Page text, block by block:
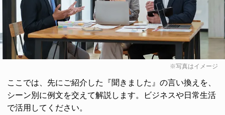
※写真はイメージ
ここでは、先にご紹介した『聞きました』の言い換えを、
シーン別に例文を交えて解説します。ビジネスや日常生活
で活用してください。